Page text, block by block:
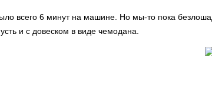
всего 6 минут на машине. Но мы-то пока
и с довеском в виде чемодана.